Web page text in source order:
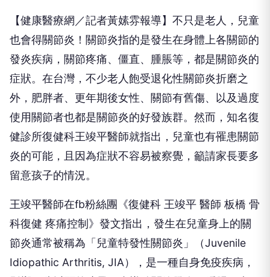
【健康醫療網／記者黃嫊雰報導】不只是老人，兒童
也會得關節炎！關節炎指的是發生在身體上各關節的
發炎疾病，關節疼痛、僵直、腫脹等，都是關節炎的
症狀。在台灣，不少老人飽受退化性關節炎折磨之
外，肥胖者、更年期後女性、關節有舊傷、以及過度
使用關節者也都是關節炎的好發族群。然而，知名復
健診所復健科王竣平醫師就指出，兒童也有罹患關節
炎的可能，且因為症狀不容易被察覺，籲請家長要多
留意孩子的情況。
王竣平醫師在fb粉絲團《復健科 王竣平 醫師 板橋 骨
科復健 疼痛控制》發文指出，發生在兒童身上的關
節炎通常被稱為「兒童特發性關節炎」（Juvenile
Idiopathic Arthritis, JIA），是一種自身免疫疾病，